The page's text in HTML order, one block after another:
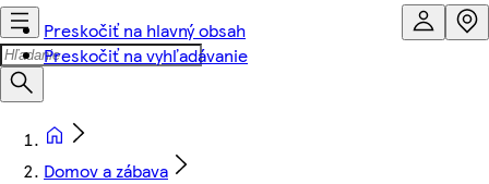
Preskočiť na hlavný obsah
Preskočiť na vyhľadávanie
Domov a zábava